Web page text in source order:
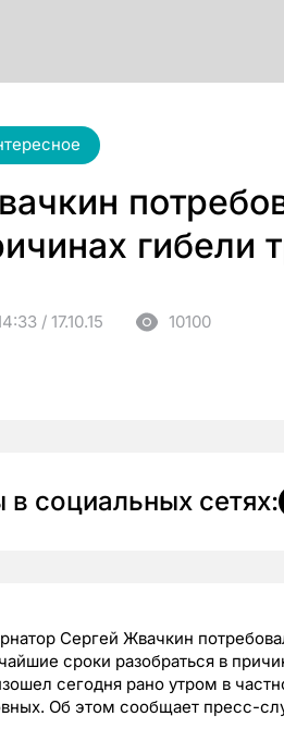
гибели
/ 17.10.15 10100
социальных сетях:
Сергей Жвачкин
сроки разобраться в
сегодня рано утром в
Об этом сообщает пресс-